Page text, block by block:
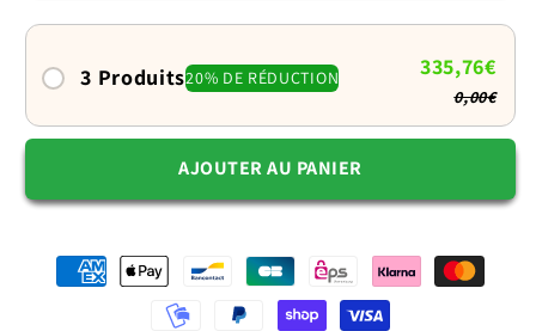
couvert
rassurant
couvert
rassurant
3 Produits20% DE RÉDUCTION 335,76€
0,00€
AJOUTER AU PANIER